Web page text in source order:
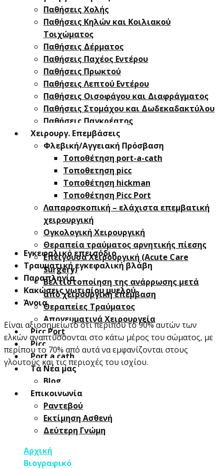
Παθήσεις Χολής
Παθήσεις ​Κηλών και Κοιλιακού
Τοιχώματος
Παθήσεις Δέρματος
Παθήσεις Παχέος Εντέρου
Παθήσεις Πρωκτού
Παθήσεις Λεπτού Εντέρου
Παθήσεις Οισοφάγου και Διαφράγματος
Παθήσεις Στομάχου και Δωδεκαδακτύλου
Παθήσεις Παγκρέατος
Χειρουργ. Επεμβάσεις
Φλεβική/Αγγειακή Πρόσβαση
Τοποθέτηση port-a-cath
Τοποθετηση picc
Τοποθέτηση hickman
Τοποθέτηση Picc Port
Λαπαροσκοπική – ελάχιστα επεμβατική
χειρουργική
Oγκολογική Xειρουργική
Θεραπεία τραύματος αρνητικής πίεσης
Επείγουσα Χειρουργική (Acute Care
Surgery)
Βελτιστοποίηση της ανάρρωσης μετά
από χειρουργική επεμβαση
Θεραπείες Τραύματος
Απογευματινά Χειρουργεία
Picc Port
Picc
Port a cath
Τα Νέα μας
Blog
Επικοινωνία
Ραντεβού
Εκτίμηση Ασθενή
Δεύτερη Γνώμη
Αρχική
Βιογραφικό
Eγκεφαλικό επεισόδιο
Τραυματική εγκεφαλική βλάβη
Παραπληγία
Κακώσεις νωτιαίου μυελού
Άνοια
Είναι αξιοσημείωτο ότι περίπου το 90% αυτών των
ελκών αναπτύσσονται στο κάτω μέρος του σώματος, με
περίπου το 70% από αυτά να εμφανίζονται στους
γλουτούς και τις περιοχές του ισχίου.